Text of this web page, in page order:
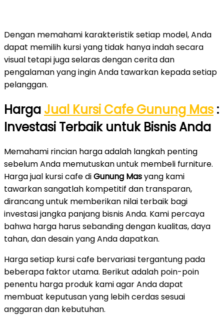
Dengan memahami karakteristik setiap model, Anda
dapat memilih kursi yang tidak hanya indah secara
visual tetapi juga selaras dengan cerita dan
pengalaman yang ingin Anda tawarkan kepada setiap
pelanggan.
Harga Jual Kursi Cafe Gunung Mas :
Investasi Terbaik untuk Bisnis Anda
Memahami rincian harga adalah langkah penting
sebelum Anda memutuskan untuk membeli furniture.
Harga jual kursi cafe diGunung Masyang kami
tawarkan sangatlah kompetitif dan transparan,
dirancang untuk memberikan nilai terbaik bagi
investasi jangka panjang bisnis Anda. Kami percaya
bahwa harga harus sebanding dengan kualitas, daya
tahan, dan desain yang Anda dapatkan.
Harga setiap kursi cafe bervariasi tergantung pada
beberapa faktor utama. Berikut adalah poin-poin
penentu harga produk kami agar Anda dapat
membuat keputusan yang lebih cerdas sesuai
anggaran dan kebutuhan.